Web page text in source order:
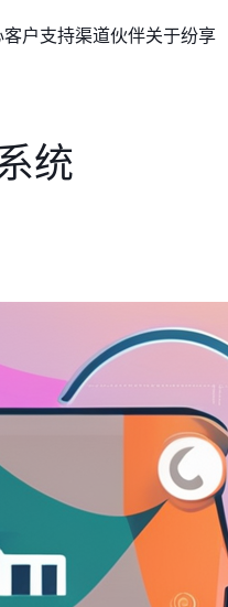
客户支持渠道伙伴关于纷享
统